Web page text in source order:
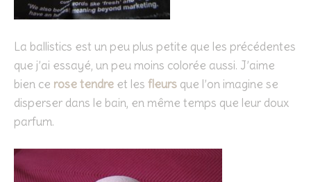
La ballistics est un peu plus petite que les précédentes
que j’ai essayé, un peu moins colorée aussi. J’aime
bien ce rose tendre et les fleurs que l’on imagine se
disperser dans le bain, en même temps que leur doux
parfum.